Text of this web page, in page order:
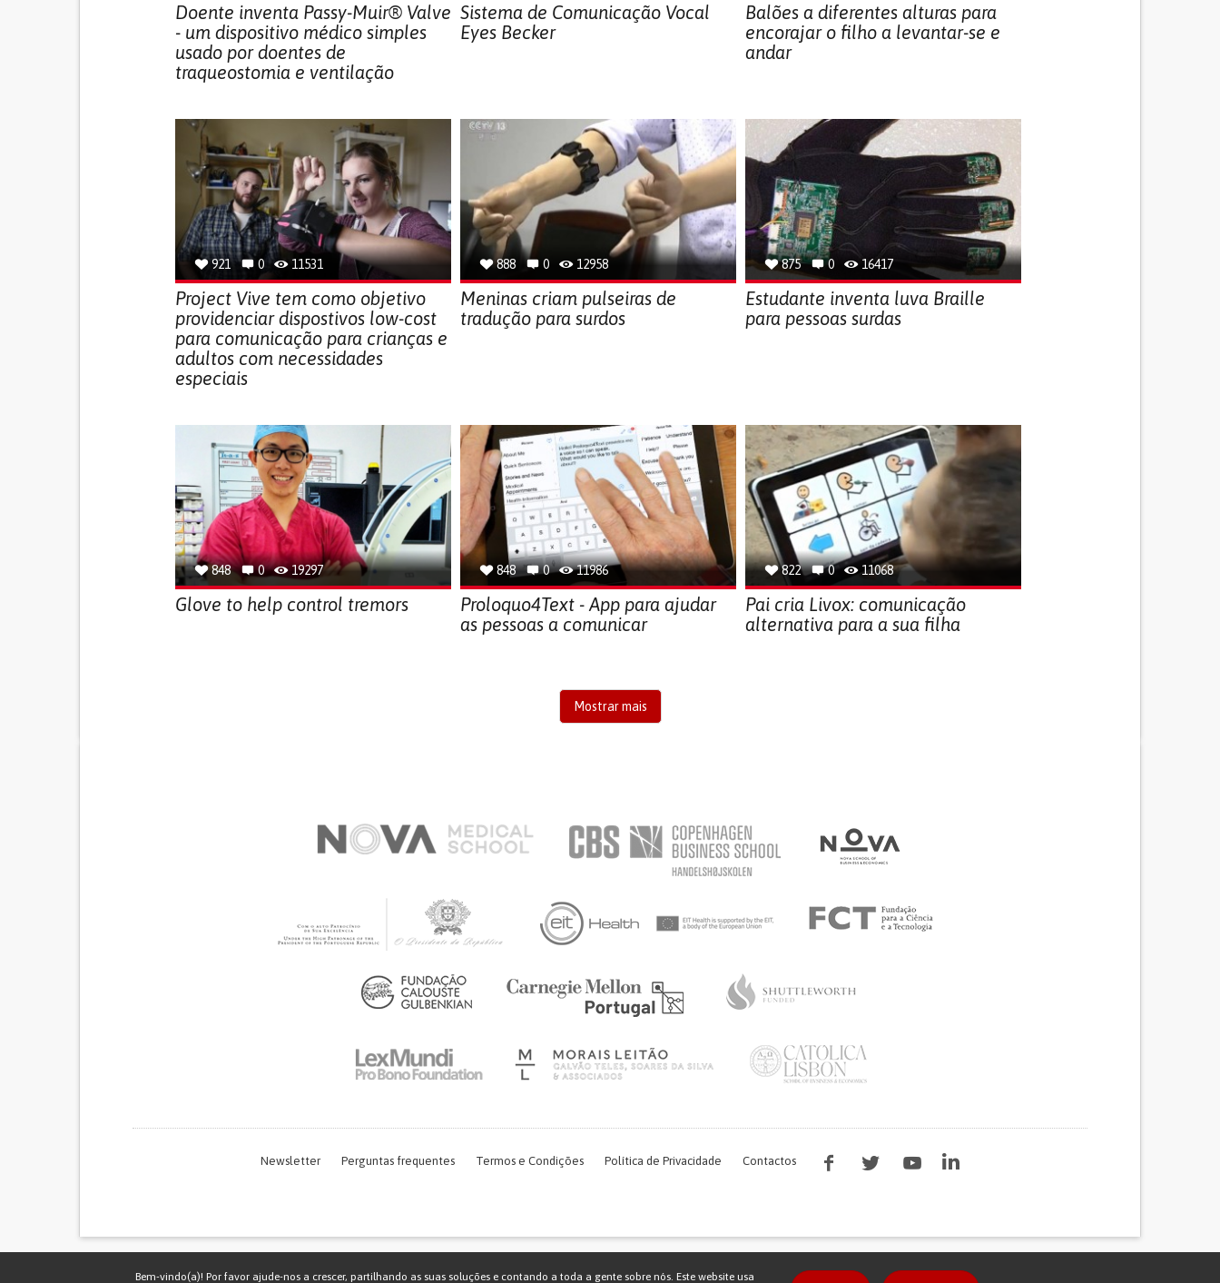
Doente inventa Passy-Muir® Valve
- um dispositivo médico simples
usado por doentes de
traqueostomia e ventilação
Sistema de Comunicação Vocal
Eyes Becker
Balões a diferentes alturas para
encorajar o filho a levantar-se e
andar
921 0 11531
Project Vive tem como objetivo
providenciar dispostivos low-cost
para comunicação para crianças e
adultos com necessidades
especiais
888 0 12958
Meninas criam pulseiras de
tradução para surdos
875 0 16417
Estudante inventa luva Braille
para pessoas surdas
848 0 19297
Glove to help control tremors
848 0 11986
Proloquo4Text - App para ajudar
as pessoas a comunicar
822 0 11068
Pai cria Livox: comunicação
alternativa para a sua filha
Mostrar mais
Newsletter Perguntas frequentes Termos e Condições Política de Privacidade Contactos
Bem-vindo(a)! Por favor ajude-nos a crescer, partilhando as suas soluções e contando a toda a gente sobre nós. Este website usa